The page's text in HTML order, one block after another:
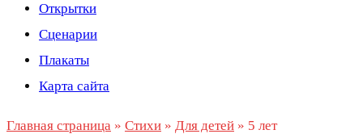
Открытки
Сценарии
Плакаты
Карта сайта
Главная страница » Стихи » Для детей » 5 лет